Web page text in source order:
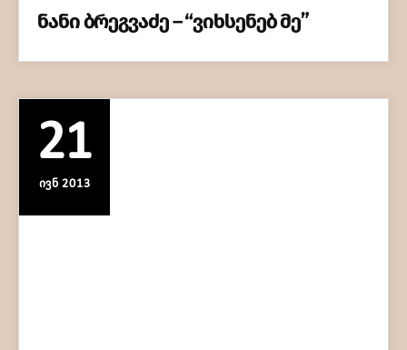
ნანი ბრეგვაძე – “ვიხსენებ მე”
21
ᲘᲕᲜ 2013